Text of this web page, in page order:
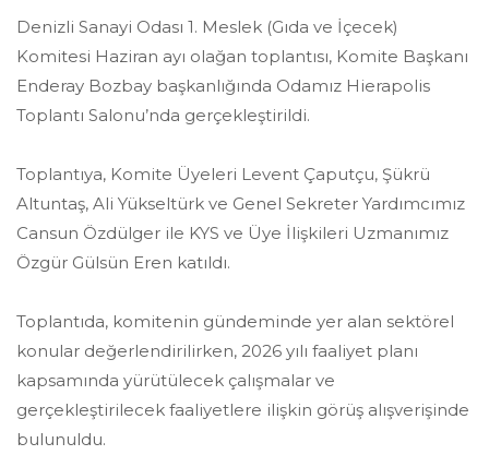
Denizli Sanayi Odası 1. Meslek (Gıda ve İçecek)
Komitesi Haziran ayı olağan toplantısı, Komite Başkanı
Enderay Bozbay başkanlığında Odamız Hierapolis
Toplantı Salonu’nda gerçekleştirildi.
Toplantıya, Komite Üyeleri Levent Çaputçu, Şükrü
Altuntaş, Ali Yükseltürk ve Genel Sekreter Yardımcımız
Cansun Özdülger ile KYS ve Üye İlişkileri Uzmanımız
Özgür Gülsün Eren katıldı.
Toplantıda, komitenin gündeminde yer alan sektörel
konular değerlendirilirken, 2026 yılı faaliyet planı
kapsamında yürütülecek çalışmalar ve
gerçekleştirilecek faaliyetlere ilişkin görüş alışverişinde
bulunuldu.